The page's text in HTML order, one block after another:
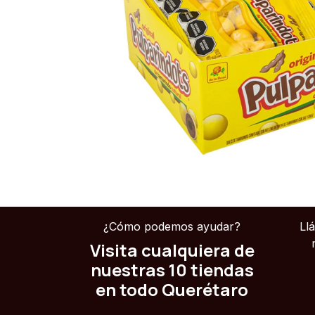
¿Cómo podemos ayudar?
Visita cualquiera de
nuestras 10 tiendas
en todo Querétaro